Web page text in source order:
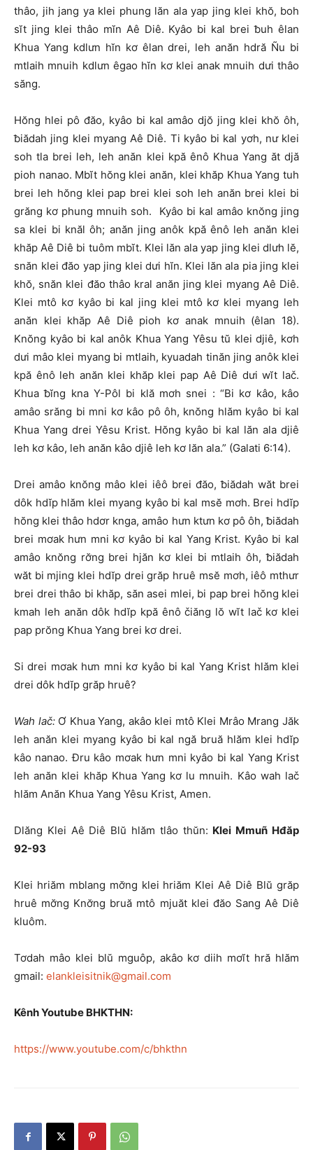
thâo, jih jang ya klei phung lăn ala yap jing klei khŏ, boh
sĭt jing klei thâo mĭn Aê Diê. Kyâo bi kal brei ƀuh êlan
Khua Yang kdlưn hĭn kơ êlan drei, leh anăn hdră Ñu bi
mtlaih mnuih kdlưn êgao hĭn kơ klei anak mnuih dưi thâo
săng.
Hŏng hlei pô đăo, kyâo bi kal amâo djŏ jing klei khŏ ôh,
ƀiădah jing klei myang Aê Diê. Ti kyâo bi kal yơh, nư klei
soh tla brei leh, leh anăn klei kpă ênô Khua Yang ăt djă
pioh nanao. Mbĭt hŏng klei anăn, klei khăp Khua Yang tuh
brei leh hŏng klei pap brei klei soh leh anăn brei klei bi
grăng kơ phung mnuih soh. Kyâo bi kal amâo knŏng jing
sa klei bi knăl ôh; anăn jing anôk kpă ênô leh anăn klei
khăp Aê Diê bi tuôm mbĭt. Klei lăn ala yap jing klei dlưh lĕ,
snăn klei đăo yap jing klei dưi hĭn. Klei lăn ala pia jing klei
khŏ, snăn klei đăo thâo kral anăn jing klei myang Aê Diê.
Klei mtô kơ kyâo bi kal jing klei mtô kơ klei myang leh
anăn klei khăp Aê Diê pioh kơ anak mnuih (êlan 18).
Knŏng kyâo bi kal anôk Khua Yang Yêsu tŭ klei djiê, kơh
dưi mâo klei myang bi mtlaih, kyuadah tinăn jing anôk klei
kpă ênô leh anăn klei khăp klei pap Aê Diê dưi wĭt lač.
Khua ƀĭng kna Y-Pôl bi klă mơh snei : “Bi kơ kâo, kâo
amâo srăng bi mni kơ kâo pô ôh, knŏng hlăm kyâo bi kal
Khua Yang drei Yêsu Krist. Hŏng kyâo bi kal lăn ala djiê
leh kơ kâo, leh anăn kâo djiê leh kơ lăn ala.” (Galati 6:14).
Drei amâo knŏng mâo klei iêô brei đăo, ƀiădah wăt brei
dôk hdĭp hlăm klei myang kyâo bi kal msĕ mơh. Brei hdĭp
hŏng klei thâo hdơr knga, amâo hưn ktưn kơ pô ôh, ƀiădah
brei mơak hưn mni kơ kyâo bi kal Yang Krist. Kyâo bi kal
amâo knŏng rơ̆ng brei hjăn kơ klei bi mtlaih ôh, ƀiădah
wăt bi mjing klei hdĭp drei grăp hruê msĕ mơh, iêô mthưr
brei drei thâo bi khăp, săn asei mlei, bi pap brei hŏng klei
kmah leh anăn dôk hdĭp kpă ênô čiăng lŏ wĭt lač kơ klei
pap prŏng Khua Yang brei kơ drei.
Si drei mơak hưn mni kơ kyâo bi kal Yang Krist hlăm klei
drei dôk hdĭp grăp hruê?
Wah lač: Ơ Khua Yang, akâo klei mtô Klei Mrâo Mrang Jăk
leh anăn klei myang kyâo bi kal ngă bruă hlăm klei hdĭp
kâo nanao. Đru kâo mơak hưn mni kyâo bi kal Yang Krist
leh anăn klei khăp Khua Yang kơ lu mnuih. Kâo wah lač
hlăm Anăn Khua Yang Yêsu Krist, Amen.
Dlăng Klei Aê Diê Blŭ hlăm tlâo thŭn: Klei Mmuñ Hđăp
92-93
Klei hriăm mblang mơ̆ng klei hriăm Klei Aê Diê Blŭ grăp
hruê mơ̆ng Knơ̆ng bruă mtô mjuăt klei đăo Sang Aê Diê
kluôm.
Tơdah mâo klei blŭ mguôp, akâo kơ diih mơĭt hră hlăm
gmail: elankleisitnik@gmail.com
Kênh Youtube BHKTHN:
https://www.youtube.com/c/bhkthn